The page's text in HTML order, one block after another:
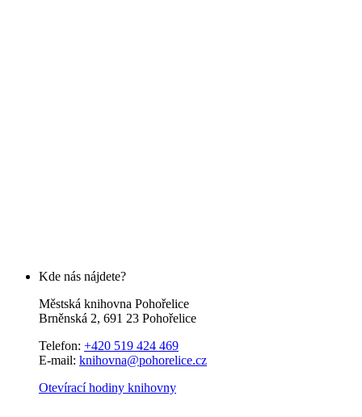
Kde nás nájdete?
Městská knihovna Pohořelice
Brněnská 2, 691 23 Pohořelice
Telefon: +420 519 424 469
E-mail: knihovna@pohorelice.cz
Otevírací hodiny knihovny